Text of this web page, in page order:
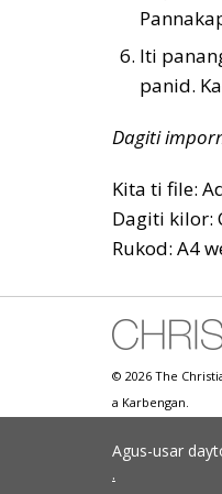
Iti
panid.
Dagiti
Kita ti file:
Dagiti kilor:
Rukod: A4
© 2026 The
a Karbengan.
Agus-usar
.